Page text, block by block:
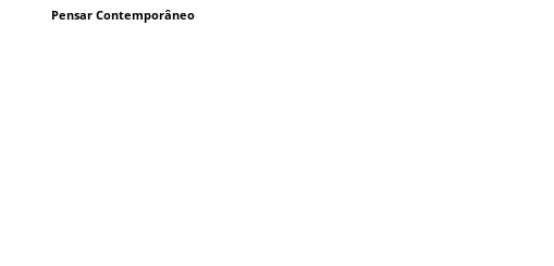
Pensar Contemporâneo